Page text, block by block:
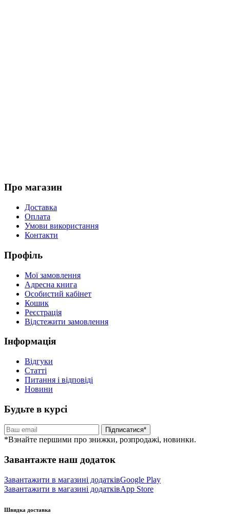
Про магазин
Доставка
Оплата
Умови використання
Контакти
Профіль
Мої замовлення
Адресна книга
Особистий кабінет
Кошик
Реєстрація
Відстежити замовлення
Інформація
Відгуки
Статті
Питання і відповіді
Новини
Будьте в курсі
Підписатися*
*Взнайте першими про знижки, розпродажі, новинки.
Завантажте наш додаток
Завантажити в магазині додатківGoogle Play
Завантажити в магазині додатківApp Store
Швидка доставка